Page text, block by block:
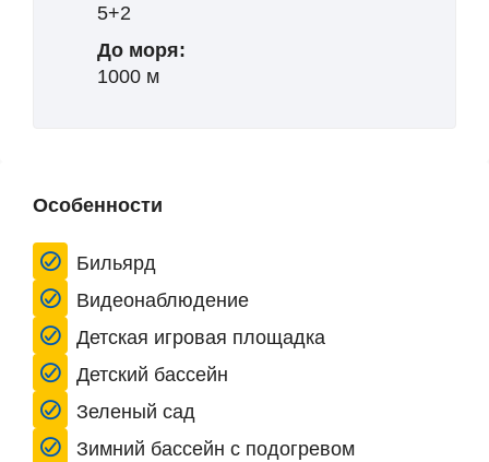
5+2
До моря:
1000 м
Особенности
Бильярд
Видеонаблюдение
Детская игровая площадка
Детский бассейн
Зеленый сад
Зимний бассейн с подогревом